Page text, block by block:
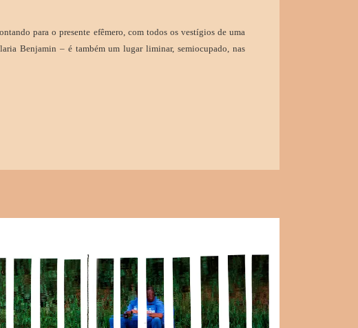
para o presente efêmero, com todos os vestígios de uma
Benjamin – é também um lugar liminar, semiocupado, nas